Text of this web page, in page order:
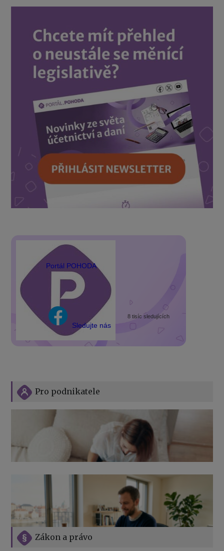
Portál POHODA
Sledujte nás
8 tisíc sledujících
Zákon a právo
Pro podnikatele